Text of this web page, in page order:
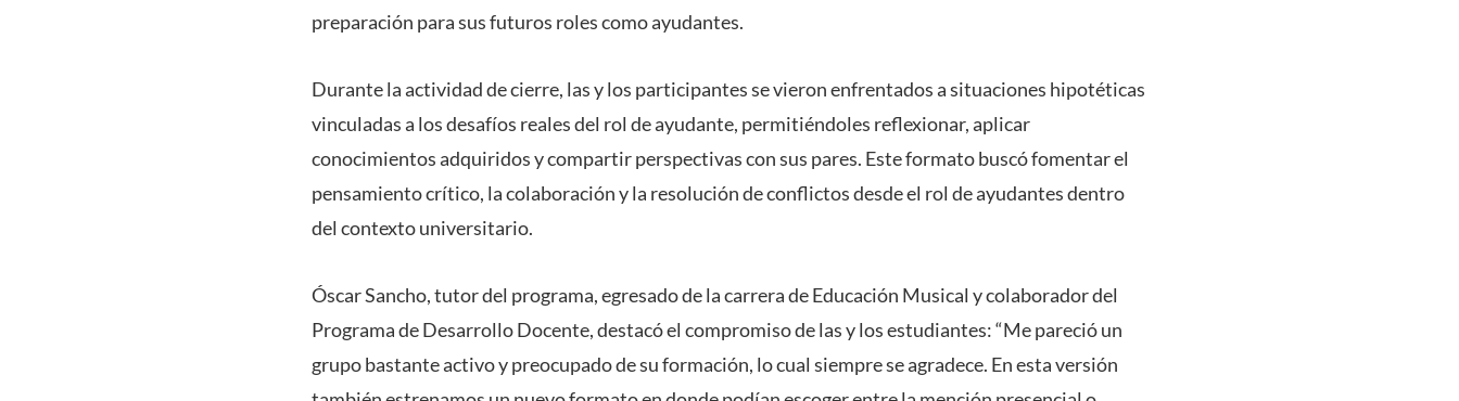
preparación para sus futuros roles como ayudantes.
Durante la actividad de cierre, las y los participantes se vieron enfrentados a situaciones hipotéticas
vinculadas a los desafíos reales del rol de ayudante, permitiéndoles reflexionar, aplicar
conocimientos adquiridos y compartir perspectivas con sus pares. Este formato buscó fomentar el
pensamiento crítico, la colaboración y la resolución de conflictos desde el rol de ayudantes dentro
del contexto universitario.
Óscar Sancho, tutor del programa, egresado de la carrera de Educación Musical y colaborador del
Programa de Desarrollo Docente, destacó el compromiso de las y los estudiantes: “Me pareció un
grupo bastante activo y preocupado de su formación, lo cual siempre se agradece. En esta versión